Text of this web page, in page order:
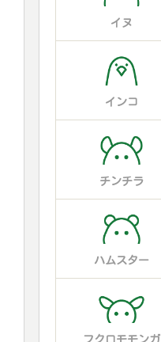
イヌ
インコ
チンチラ
ハムスター
フクロモモンガ